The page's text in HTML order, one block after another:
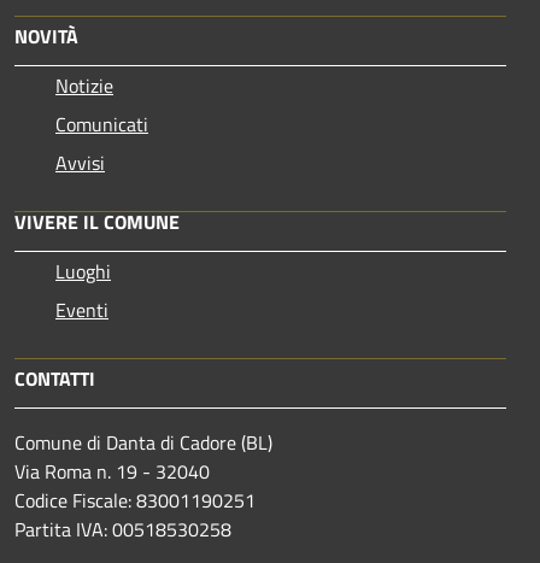
NOVITÀ
Notizie
Comunicati
Avvisi
VIVERE IL COMUNE
Luoghi
Eventi
CONTATTI
Comune di Danta di Cadore (BL)
Via Roma n. 19 - 32040
Codice Fiscale: 83001190251
Partita IVA: 00518530258